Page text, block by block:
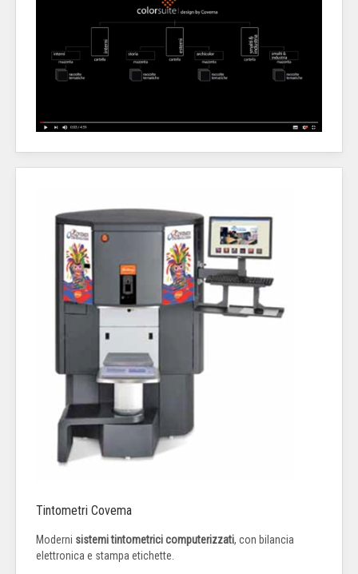
Tintometri Covema
Moderni sistemi tintometrici computerizzati, con bilancia
elettronica e stampa etichette.